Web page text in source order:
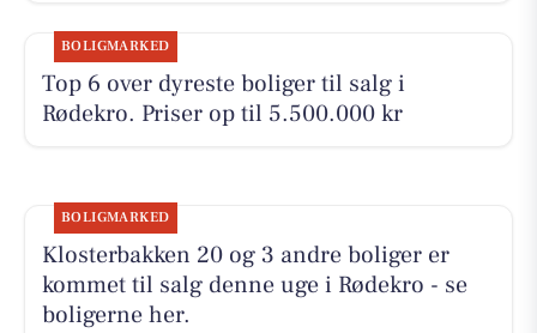
BOLIGMARKED
Top 6 over dyreste boliger til salg i
Rødekro. Priser op til 5.500.000 kr
BOLIGMARKED
Klosterbakken 20 og 3 andre boliger er
kommet til salg denne uge i Rødekro - se
boligerne her.